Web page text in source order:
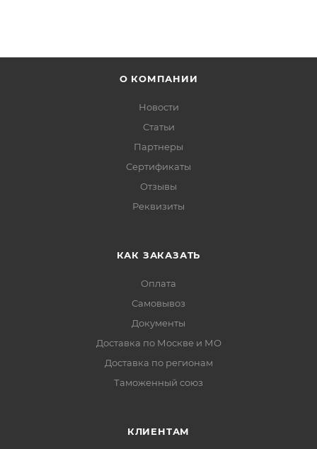
О КОМПАНИИ
Новости
Статьи
Партнеры
Сертификаты
Отзывы
Реквизиты
КАК ЗАКАЗАТЬ
Оплата
Самовывоз
Документы
Доставка по Москве и МО
Доставка по регионам
Таможенный союз
КЛИЕНТАМ